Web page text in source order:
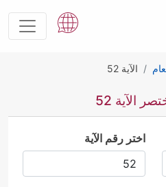
الآية 52
الآية 52
اختر رقم الآية